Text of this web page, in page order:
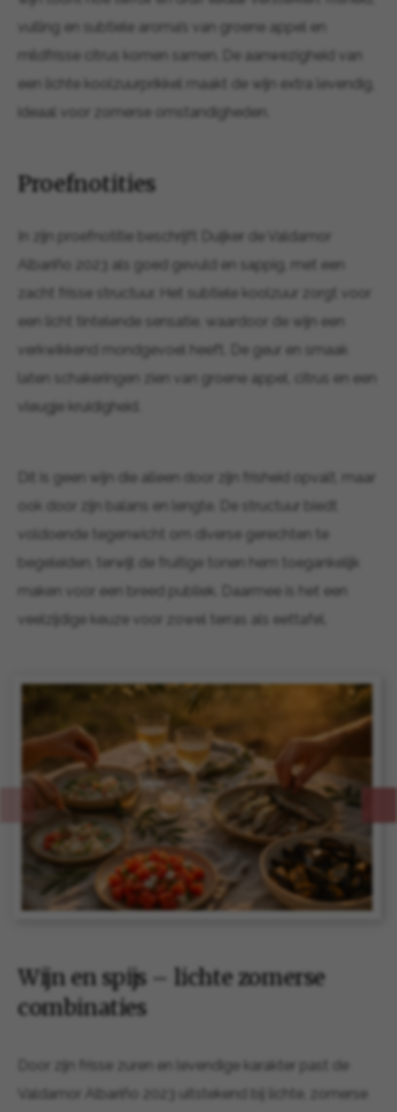
vulling en subtiele aroma’s van groene appel en
mildfrisse citrus komen samen. De aanwezigheid van
een lichte koolzuurprikkel maakt de wijn extra levendig,
ideaal voor zomerse omstandigheden.
Proefnotities
In zijn proefnotitie beschrijft Duijker de Valdamor
Albariño 2023 als goed gevuld en sappig, met een
zacht frisse structuur. Het subtiele koolzuur zorgt voor
een licht tintelende sensatie, waardoor de wijn een
verkwikkend mondgevoel heeft. De geur en smaak
laten schakeringen zien van groene appel, citrus en een
vleugje kruidigheid.
Dit is geen wijn die alleen door zijn frisheid opvalt, maar
ook door zijn balans en lengte. De structuur biedt
voldoende tegenwicht om diverse gerechten te
begeleiden, terwijl de fruitige tonen hem toegankelijk
maken voor een breed publiek. Daarmee is het een
veelzijdige keuze voor zowel terras als eettafel.
Wijn en spijs – lichte zomerse
combinaties
Door zijn frisse zuren en levendige karakter past de
Valdamor Albariño 2023 uitstekend bij lichte, zomerse